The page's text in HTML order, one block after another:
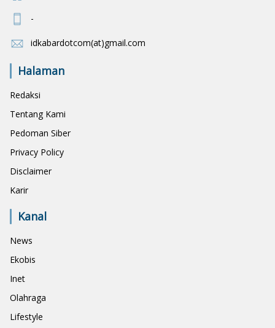
-
idkabardotcom(at)gmail.com
Halaman
Redaksi
Tentang Kami
Pedoman Siber
Privacy Policy
Disclaimer
Karir
Kanal
News
Ekobis
Inet
Olahraga
Lifestyle